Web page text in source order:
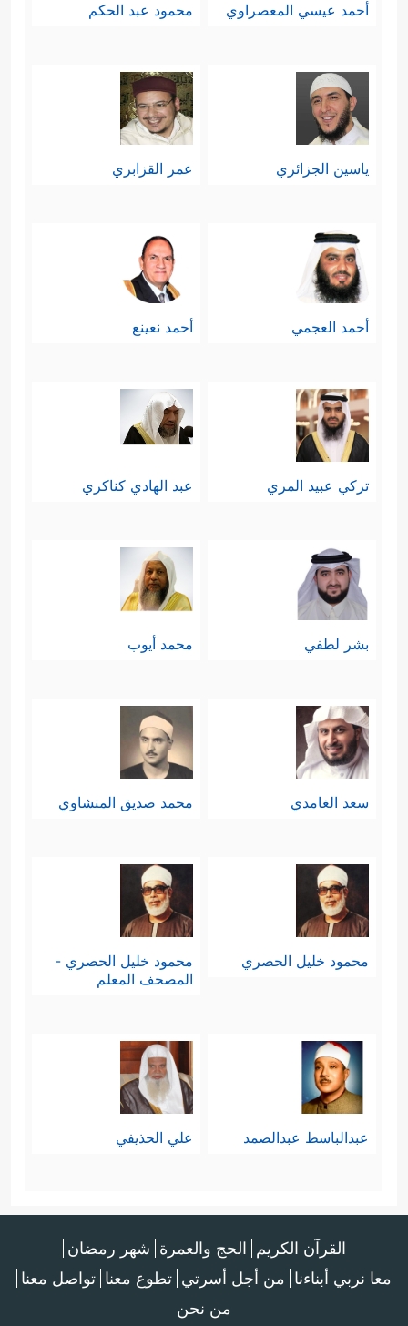
أحمد عيسي المعصراوي محمود عبد الحكم
ياسين الجزائري عمر القزابري
أحمد العجمي أحمد نعينع
تركي عبيد المري عبد الهادي كناكري
بشر لطفي محمد أيوب
سعد الغامدي محمد صديق المنشاوي
محمود خليل الحصري
محمود خليل الحصري -
المصحف المعلم
عبدالباسط عبدالصمد علي الحذيفي
القرآن الكريم الحج والعمرة شهر رمضان
معا نربي أبناءنا من أجل أسرتي تطوع معنا تواصل معنا
من نحن